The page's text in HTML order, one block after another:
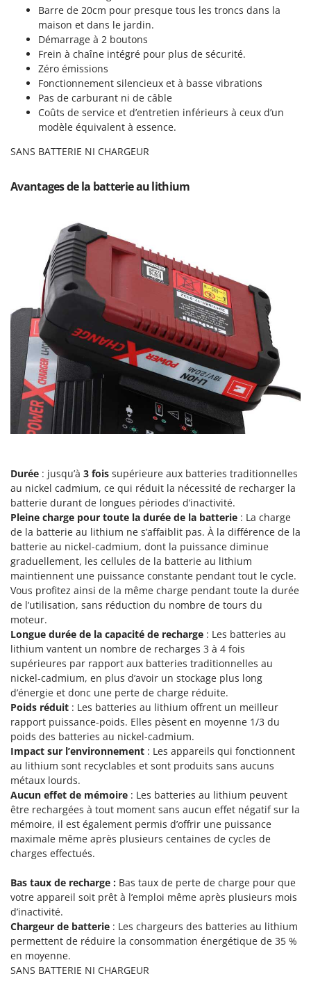
Pulvérisateurs
Pulvérisateurs portés
Rafraîchisseurs d'air par évaporation
Rampes de chargement en aluminium
Râpes à fromage électriques
Râteaux pour tracteur
Remplisseuses
Robots Tondeuses
Rouleaux pour tracteur
Scies à os
Scies à Ruban
Scies alternatives à batterie
Scies de jardin télescopiques
Sécateurs électriques à batterie
Sécateurs et Échenilloirs manuels
Sécateurs pneumatiques
Semoirs et Épandeurs d'engrais
Soufreuses - Poudreuses à dos
Soufreuses - Poudreuses pour tracteur
T
Taille-haies
Taille-haies à bras pour tracteur
Tarières
Tondeuses à Gazon
Tondeuses autoportées
Tondeuses débroussailleuses thermiques
Trancheuses
Trancheuses de sol
Transpalettes
Treuils de débardage
Tronçonneuses
V
Vêtements de Sécurité
Vibroculteurs à tracteur
GRIFO
GVS
GYS
Hailo
Helvi
HiKOKI
Il-Tec
Imperia
Infaco
Intec
Intex
Italyco
ITM
J JOLLY ITALIA
K
Karcher
Kasco
Kemper
Keter
KitchenAid
Komo
L
Laica
Lampacrescia - MGM
Landxcape
LAR Casalinghi
Lavor
Linea VZ
Lisam
Lotusgrill
M
M.A.I.BO.
Macom
Macte Ovens
Makita
MAMMAMIA
Marcato
Marina Systems
Master
Mastercook
Barre de 20cm pour presque tous les troncs dans la
maison et dans le jardin.
Démarrage à 2 boutons
Frein à chaîne intégré pour plus de sécurité.
Zéro émissions
Fonctionnement silencieux et à basse vibrations
Pas de carburant ni de câble
Coûts de service et d’entretien inférieurs à ceux d’un
modèle équivalent à essence.
SANS BATTERIE NI CHARGEUR
Avantages de la batterie au lithium
Durée : jusqu’à 3 fois supérieure aux batteries traditionnelles
au nickel cadmium, ce qui réduit la nécessité de recharger la
batterie durant de longues périodes d’inactivité.
Pleine charge pour toute la durée de la batterie : La charge
de la batterie au lithium ne s’affaiblit pas. À la différence de la
batterie au nickel-cadmium, dont la puissance diminue
graduellement, les cellules de la batterie au lithium
maintiennent une puissance constante pendant tout le cycle.
Vous profitez ainsi de la même charge pendant toute la durée
de l’utilisation, sans réduction du nombre de tours du
moteur.
Longue durée de la capacité de recharge : Les batteries au
lithium vantent un nombre de recharges 3 à 4 fois
supérieures par rapport aux batteries traditionnelles au
nickel-cadmium, en plus d’avoir un stockage plus long
d’énergie et donc une perte de charge réduite.
Poids réduit : Les batteries au lithium offrent un meilleur
rapport puissance-poids. Elles pèsent en moyenne 1/3 du
poids des batteries au nickel-cadmium.
Impact sur l’environnement : Les appareils qui fonctionnent
au lithium sont recyclables et sont produits sans aucuns
métaux lourds.
Aucun effet de mémoire : Les batteries au lithium peuvent
être rechargées à tout moment sans aucun effet négatif sur la
mémoire, il est également permis d’offrir une puissance
maximale même après plusieurs centaines de cycles de
charges effectués.
Bas taux de recharge : Bas taux de perte de charge pour que
votre appareil soit prêt à l’emploi même après plusieurs mois
d’inactivité.
Chargeur de batterie : Les chargeurs des batteries au lithium
permettent de réduire la consommation énergétique de 35 %
en moyenne.
SANS BATTERIE NI CHARGEUR